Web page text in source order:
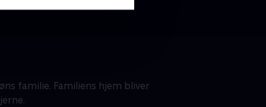
familie. Familiens hjem bliver